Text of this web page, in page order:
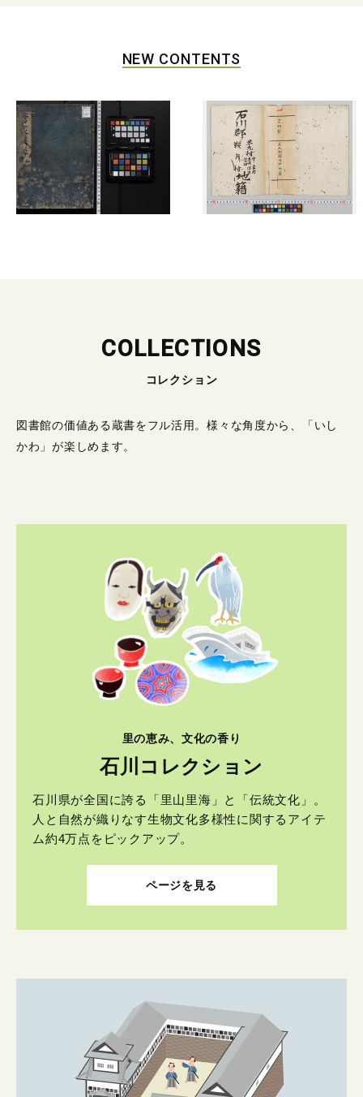
NEW CONTENTS
COLLECTIONS
コレクション
図書館の価値ある蔵書をフル活用。様々な角度から、「いし
かわ」が楽しめます。
里の恵み、文化の香り
石川コレクション
石川県が全国に誇る「里山里海」と「伝統文化」。
人と自然が織りなす生物文化多様性に関するアイテ
ム約4万点をピックアップ。
ページを見る